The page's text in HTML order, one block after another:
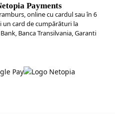
Payments
online cu cardul sau în 6
un card de cumpărături la
Banca Transilvania, Garanti